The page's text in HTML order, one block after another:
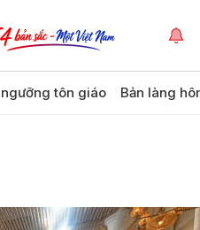
tôn giáo Bản làng